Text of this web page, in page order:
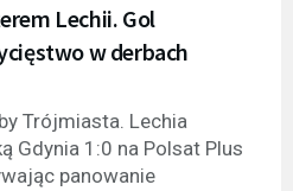
Lechii. Gol
w derbach
Trójmiasta. Lechia
Gdynia 1:0 na Polsat Plus
panowanie